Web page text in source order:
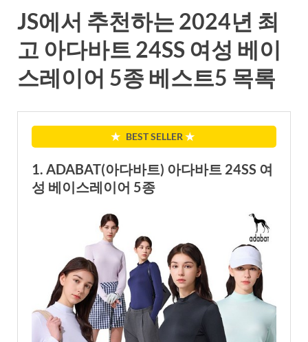
JS에서 추천하는 2024년 최
고 아다바트 24SS 여성 베이
스레이어 5종 베스트5 목록
★ BEST SELLER ★
1. ADABAT(아다바트) 아다바트 24SS 여
성 베이스레이어 5종